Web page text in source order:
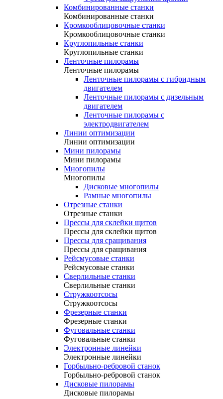
Комбинированные станки
Комбинированные станки
Кромкооблицовочные станки
Кромкооблицовочные станки
Круглопильные станки
Круглопильные станки
Ленточные пилорамы
Ленточные пилорамы
Ленточные пилорамы с гибридным
двигателем
Ленточные пилорамы с дизельным
двигателем
Ленточные пилорамы с
электродвигателем
Линии оптимизации
Линии оптимизации
Мини пилорамы
Мини пилорамы
Многопилы
Многопилы
Дисковые многопилы
Рамные многопилы
Отрезные станки
Отрезные станки
Прессы для склейки щитов
Прессы для склейки щитов
Прессы для сращивания
Прессы для сращивания
Рейсмусовые станки
Рейсмусовые станки
Сверлильные станки
Сверлильные станки
Стружкоотсосы
Стружкоотсосы
Фрезерные станки
Фрезерные станки
Фуговальные станки
Фуговальные станки
Электронные линейки
Электронные линейки
Горбыльно-ребровой станок
Горбыльно-ребровой станок
Дисковые пилорамы
Дисковые пилорамы